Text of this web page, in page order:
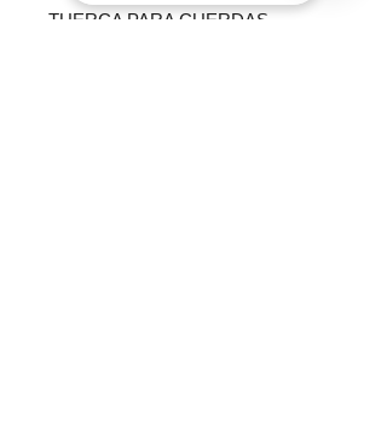
TUERCA PARA CUERDAS